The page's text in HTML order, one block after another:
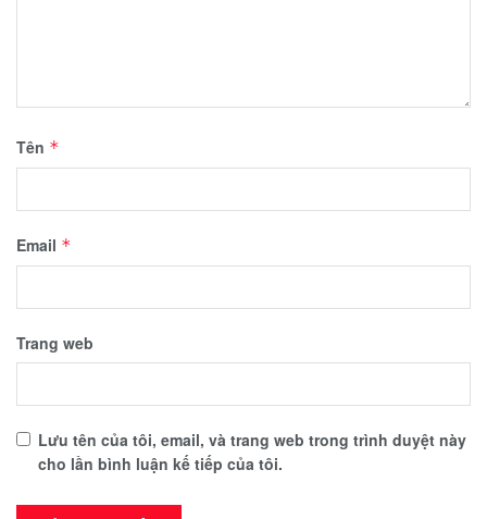
Tên *
Email *
Trang web
Lưu tên của tôi, email, và trang web trong trình duyệt này
cho lần bình luận kế tiếp của tôi.